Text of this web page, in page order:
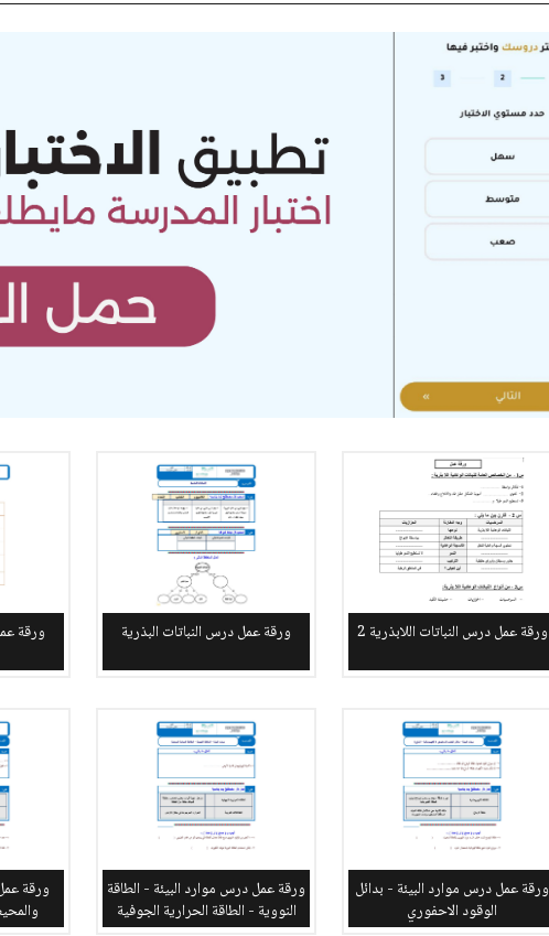
ورقة عمل درس النباتات اللابذرية 2 ورقة عمل درس النباتات البذرية ورقة
ورقة عمل درس موارد البيئة - بدائل
الوقود الاحفوري
ورقة عمل درس موارد البيئة - الطاقة
النووية - الطاقة الحرارية الجوفية
ورقة